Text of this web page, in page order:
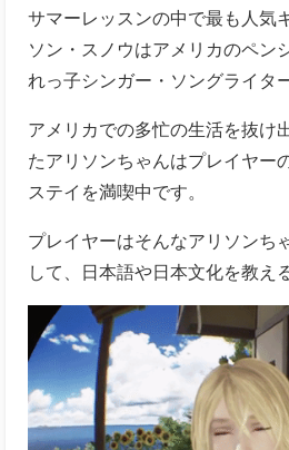
サマーレッスンの中で最も人気
ソン・スノウはアメリカのペン
れっ子シンガー・ソングライター
アメリカでの多忙の生活を抜け
たアリソンちゃんはプレイヤー
ステイを満喫中です。
プレイヤーはそんなアリソンち
して、日本語や日本文化を教え